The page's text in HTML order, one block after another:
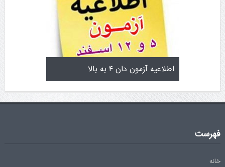
اطلاعیه آزمون دان ۴ به تولد کایچو سن سی گوگن یاماگوچی
فهرست
خانه